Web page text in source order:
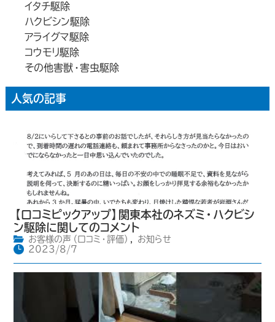
イタチ駆除
ハクビシン駆除
アライグマ駆除
コウモリ駆除
その他害獣・害虫駆除
人気の記事
【口コミピックアップ】関東本社のネズミ・ハクビシ
ン駆除に関してのコメント
お客様の声（口コミ・評価）
お知らせ
2023/8/7